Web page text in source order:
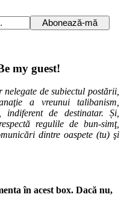
my guest!
de subiectul postării,
a vreunui talibanism,
de destinatar. Și,
regulile de bun-simţ,
dintre oaspete (tu) şi
în acest box. Dacă nu,